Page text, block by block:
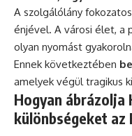
A szolgálólány
énjével. A városi élet, a
olyan nyomást
Ennek következtében
amelyek végül tragikus
Hogyan
különbségeket az